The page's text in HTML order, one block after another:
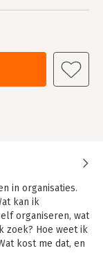
in organisaties.
kan ik
organiseren, wat
zoek? Hoe weet ik
kost me dat, en